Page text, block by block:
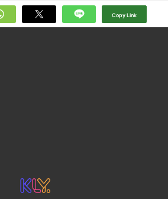
Copy Link